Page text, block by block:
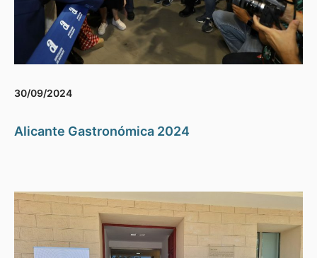
30/09/2024
Alicante Gastronómica 2024